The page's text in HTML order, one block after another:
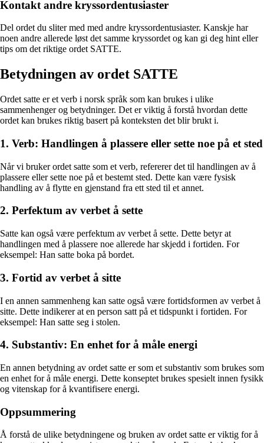
Kontakt andre kryssordentusiaster
Del ordet du sliter med med andre kryssordentusiaster. Kanskje har
noen andre allerede løst det samme kryssordet og kan gi deg hint eller
tips om det riktige ordet SATTE.
Betydningen av ordet SATTE
Ordet satte er et verb i norsk språk som kan brukes i ulike
sammenhenger og betydninger. Det er viktig å forstå hvordan dette
ordet kan brukes riktig basert på konteksten det blir brukt i.
1. Verb: Handlingen å plassere eller sette noe på et sted
Når vi bruker ordet satte som et verb, refererer det til handlingen av å
plassere eller sette noe på et bestemt sted. Dette kan være fysisk
handling av å flytte en gjenstand fra ett sted til et annet.
2. Perfektum av verbet å sette
Satte kan også være perfektum av verbet å sette. Dette betyr at
handlingen med å plassere noe allerede har skjedd i fortiden. For
eksempel: Han satte boka på bordet.
3. Fortid av verbet å sitte
I en annen sammenheng kan satte også være fortidsformen av verbet å
sitte. Dette indikerer at en person satt på et tidspunkt i fortiden. For
eksempel: Han satte seg i stolen.
4. Substantiv: En enhet for å måle energi
En annen betydning av ordet satte er som et substantiv som brukes som
en enhet for å måle energi. Dette konseptet brukes spesielt innen fysikk
og vitenskap for å kvantifisere energi.
Oppsummering
Å forstå de ulike betydningene og bruken av ordet satte er viktig for å